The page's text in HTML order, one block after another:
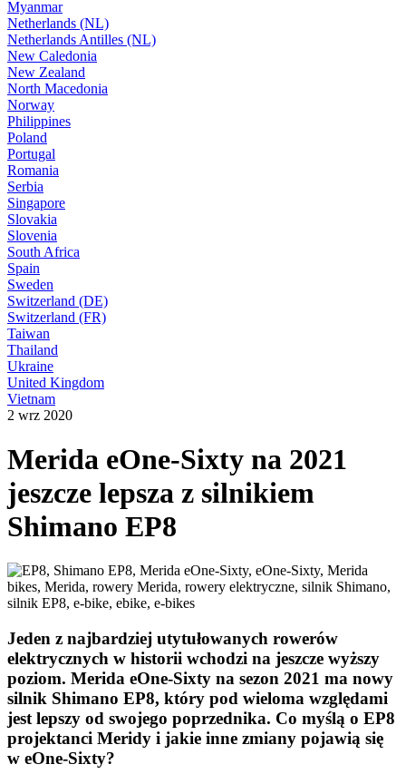
Myanmar
Netherlands (NL)
Netherlands Antilles (NL)
New Caledonia
New Zealand
North Macedonia
Norway
Philippines
Poland
Portugal
Romania
Serbia
Singapore
Slovakia
Slovenia
South Africa
Spain
Sweden
Switzerland (DE)
Switzerland (FR)
Taiwan
Thailand
Ukraine
United Kingdom
Vietnam
2 wrz 2020
Merida eOne-Sixty na 2021
jeszcze lepsza z silnikiem
Shimano EP8
Jeden z najbardziej utytułowanych rowerów
elektrycznych w historii wchodzi na jeszcze wyższy
poziom. Merida eOne-Sixty na sezon 2021 ma nowy
silnik Shimano EP8, który pod wieloma względami
jest lepszy od swojego poprzednika. Co myślą o EP8
projektanci Meridy i jakie inne zmiany pojawią się
w eOne-Sixty?